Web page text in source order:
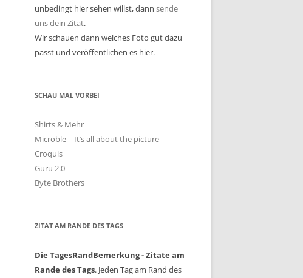
unbedingt hier sehen willst, dann sende
uns dein Zitat.
Wir schauen dann welches Foto gut dazu
passt und veröffentlichen es hier.
SCHAU MAL VORBEI
Shirts & Mehr
Microble – It’s all about the picture
Croquis
Guru 2.0
Byte Brothers
ZITAT AM RANDE DES TAGS
Die TagesRandBemerkung - Zitate am
Rande des Tags. Jeden Tag am Rand des